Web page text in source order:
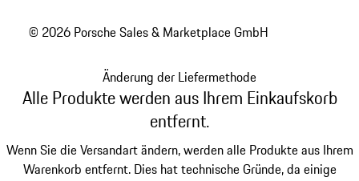
© 2026 Porsche Sales & Marketplace GmbH
Änderung der Liefermethode
Alle Produkte werden aus Ihrem Einkaufskorb
entfernt.
Wenn Sie die Versandart ändern, werden alle Produkte aus Ihrem
Warenkorb entfernt. Dies hat technische Gründe, da einige